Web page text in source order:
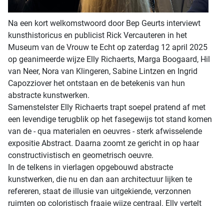
Na een kort welkomstwoord door Bep Geurts interviewt
kunsthistoricus en publicist Rick Vercauteren in het
Museum van de Vrouw te Echt op zaterdag 12 april 2025
op geanimeerde wijze Elly Richaerts, Marga Boogaard, Hil
van Neer, Nora van Klingeren, Sabine Lintzen en Ingrid
Capozziover het ontstaan en de betekenis van hun
abstracte kunstwerken.
Samenstelster Elly Richaerts trapt soepel pratend af met
een levendige terugblik op het fasegewijs tot stand komen
van de - qua materialen en oeuvres - sterk afwisselende
expositie Abstract. Daarna zoomt ze gericht in op haar
constructivistisch en geometrisch oeuvre.
In de telkens in vierlagen opgebouwd abstracte
kunstwerken, die nu en dan aan architectuur lijken te
refereren, staat de illusie van uitgekiende, verzonnen
ruimten op coloristisch fraaie wijze centraal. Elly vertelt